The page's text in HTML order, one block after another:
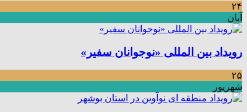
۲۴
آبان
رویداد بین المللی «نوجوانان سفیر»
۲۵
شهریور